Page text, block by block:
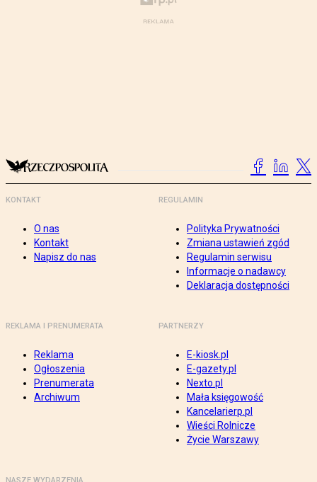
KONTAKT
O nas
Kontakt
Napisz do nas
REGULAMIN
Polityka Prywatności
Zmiana ustawień zgód
Regulamin serwisu
Informacje o nadawcy
Deklaracja dostępności
REKLAMA I PRENUMERATA
Reklama
Ogłoszenia
Prenumerata
Archiwum
PARTNERZY
E-kiosk.pl
E-gazety.pl
Nexto.pl
Mała księgowość
Kancelarierp.pl
Wieści Rolnicze
Życie Warszawy